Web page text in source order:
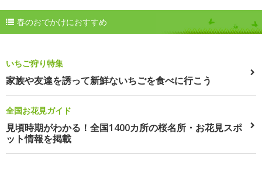
春のおでかけにおすすめ
いちご狩り特集
家族や友達を誘って新鮮ないちごを食べに行こう
全国お花見ガイド
見頃時期がわかる！全国1400カ所の桜名所・お花見スポ
ット情報を掲載